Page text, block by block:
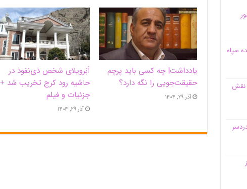
یادداشت| ‌چه کسی باید پرچم
حقیقت‌جویی را نگه دارد؟
آذر ۲۹, ۱۴۰۴
اَبَر‌ویلای شخص ذی‌نفوذ در
حاشیه‌ رود کرج تخریب شد +
جزئیات و فیلم
آذر ۲۹, ۱۴۰۴
سپاه
نقش